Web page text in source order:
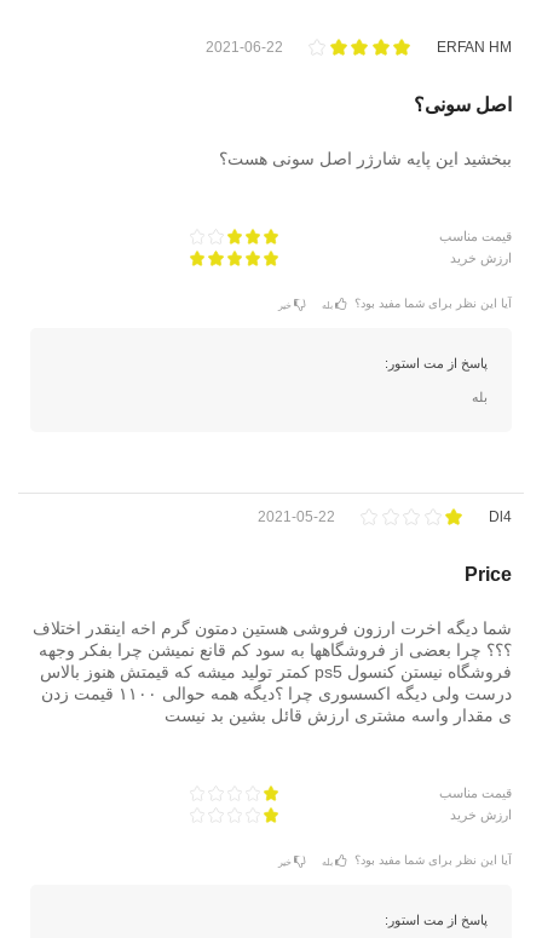
ERFAN HM
2021-06-22
اصل سونی؟
ببخشید این پایه شارژر اصل سونی هست؟
قیمت مناسب
ارزش خرید
آیا این نظر برای شما مفید بود؟ بله خیر
پاسخ از مت استور:
بله
Dl4
2021-05-22
Price
شما دیگه اخرت ارزون فروشی هستین دمتون گرم اخه اینقدر اختلاف
؟؟؟ چرا بعضی از فروشگاهها به سود کم قانع نمیشن چرا بفکر وجهه
فروشگاه نیستن کنسول ps5 کمتر تولید میشه که قیمتش هنوز بالاس
درست ولی دیگه اکسسوری چرا ؟دیگه همه حوالی ۱۱۰۰ قیمت زدن
ی مقدار واسه مشتری ارزش قائل بشین بد نیست
قیمت مناسب
ارزش خرید
آیا این نظر برای شما مفید بود؟ بله خیر
پاسخ از مت استور: